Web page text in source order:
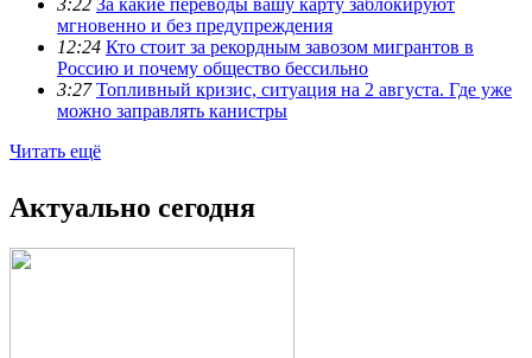
3:22 За какие переводы вашу карту заблокируют
мгновенно и без предупреждения
12:24 Кто стоит за рекордным завозом мигрантов в
Россию и почему общество бессильно
3:27 Топливный кризис, ситуация на 2 августа. Где уже
можно заправлять канистры
Читать ещё
Актуально сегодня